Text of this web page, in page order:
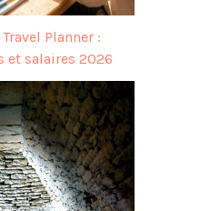
Planner :
et salaires 2026